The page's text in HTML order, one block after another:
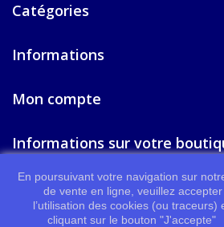
Catégories
Informations
Mon compte
Informations sur votre
En poursuivant votre navigation sur
de vente en ligne, veuillez accepter
l’utilisation des cookies (ou traceurs)
cliquant sur le bouton "J'accepte"